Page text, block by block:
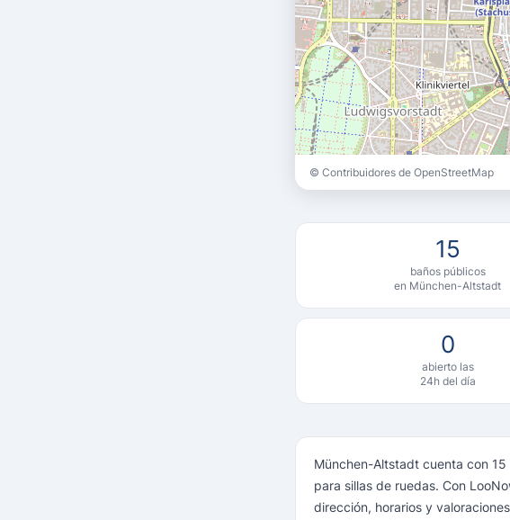
© Contribuidores de OpenStreetMap
15
baños públicos
en München-Altstadt
0
abierto las
24h del día
München-Altstadt cuenta con
para sillas de ruedas. Con
dirección, horarios y